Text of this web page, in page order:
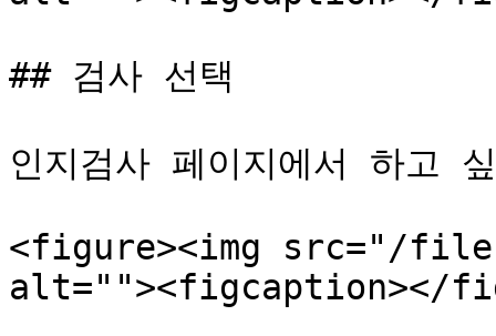
## 검사 선택
인지검사 페이지에서 하고
<figure><img src="/files/
alt=""><figcaption></